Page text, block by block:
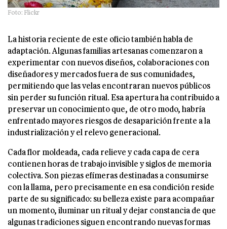
Foto: Flickr
La historia reciente de este oficio también habla de
adaptación. Algunas familias artesanas comenzaron a
experimentar con nuevos diseños, colaboraciones con
diseñadores y mercados fuera de sus comunidades,
permitiendo que las velas encontraran nuevos públicos
sin perder su función ritual. Esa apertura ha contribuido a
preservar un conocimiento que, de otro modo, habría
enfrentado mayores riesgos de desaparición frente a la
industrialización y el relevo generacional.
Cada flor moldeada, cada relieve y cada capa de cera
contienen horas de trabajo invisible y siglos de memoria
colectiva. Son piezas efímeras destinadas a consumirse
con la llama, pero precisamente en esa condición reside
parte de su significado: su belleza existe para acompañar
un momento, iluminar un ritual y dejar constancia de que
algunas tradiciones siguen encontrando nuevas formas